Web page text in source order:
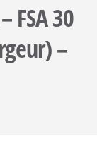
FSA 30
–